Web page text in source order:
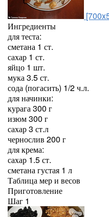
Ингредиенты
для теста:
сметана 1 ст.
сахар 1 ст.
яйцо 1 шт.
мука 3.5 ст.
сода (погасить) 1/2 ч.л.
для начинки:
курага 300 г
изюм 300 г
сахар 3 ст.л
чернослив 200 г
для крема:
сахар 1.5 ст.
сметана густая 1 л
Таблица мер и весов
Приготовление
Шаг 1